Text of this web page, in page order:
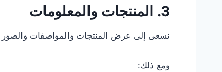
3. المنتجات والمعلومات
نسعى إلى عرض المنتجات والمواصفات والصور
ومع ذلك: